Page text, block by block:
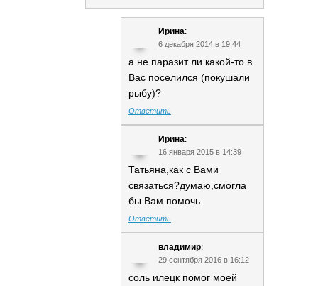
Ирина:
6 декабря 2014 в 19:44
а не паразит ли какой-то в
Вас поселился (покушали
рыбу)?
Ответить
Ирина:
16 января 2015 в 14:39
Татьяна,как с Вами
связаться?думаю,смогла
бы Вам помочь.
Ответить
владимир:
29 сентября 2016 в 16:12
соль илецк помог моей